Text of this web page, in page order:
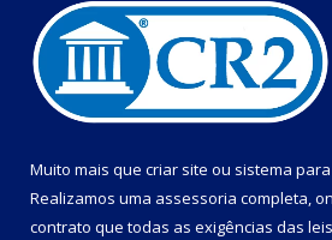
Muito mais que criar site ou sistema
Realizamos uma assessoria completa,
contrato que todas as exigências das